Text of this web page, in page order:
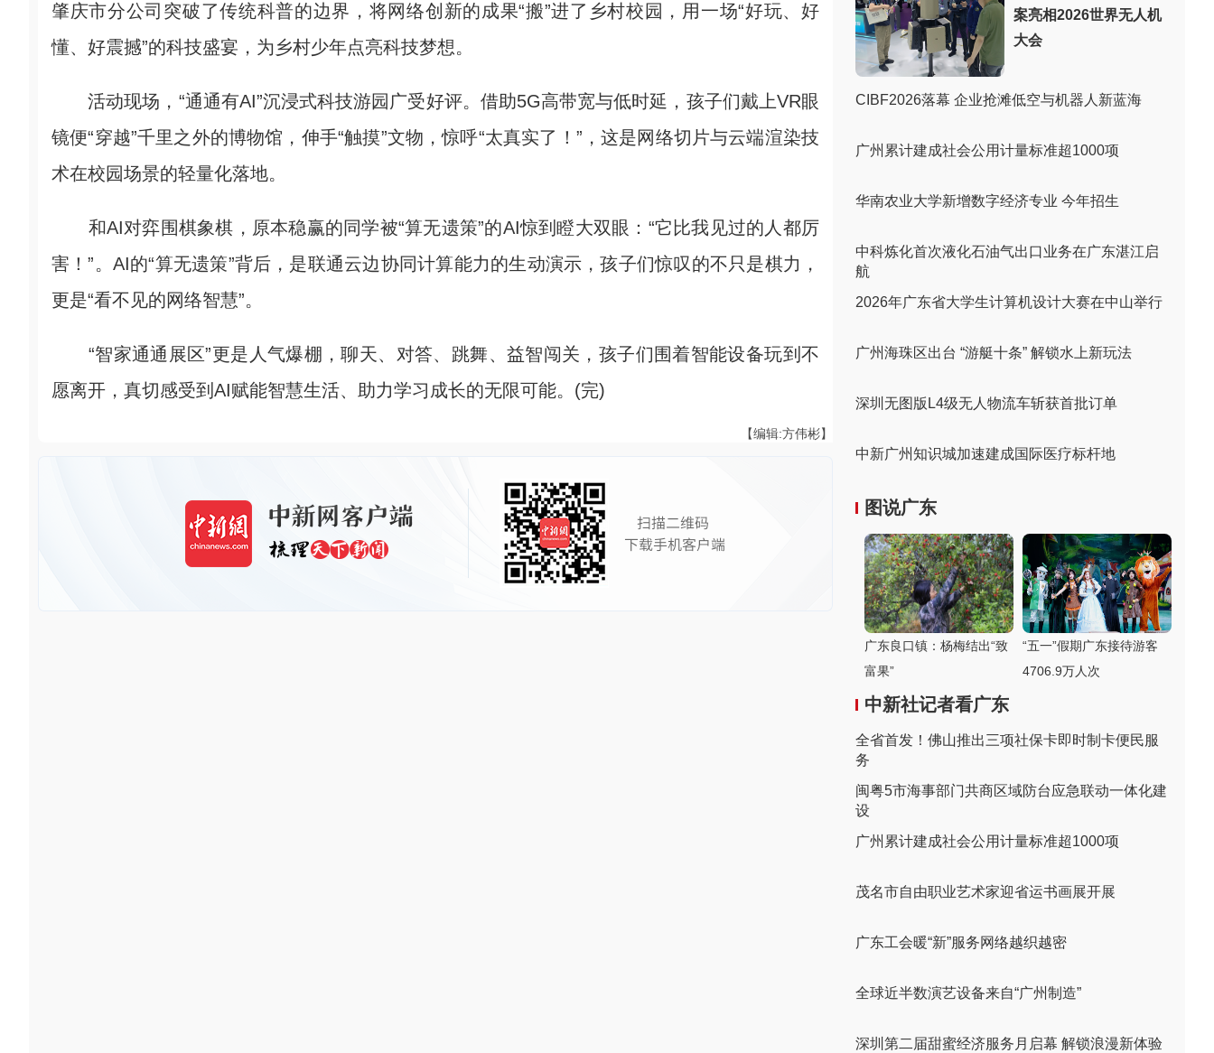
肇庆市分公司突破了传统科普的边界，将网络创新的成果“搬”进了乡村校园，用一场“好玩、好
懂、好震撼”的科技盛宴，为乡村少年点亮科技梦想。
活动现场，“通通有AI”沉浸式科技游园广受好评。借助5G高带宽与低时延，孩子们戴上VR眼
镜便“穿越”千里之外的博物馆，伸手“触摸”文物，惊呼“太真实了！”，这是网络切片与云端渲染技
术在校园场景的轻量化落地。
和AI对弈围棋象棋，原本稳赢的同学被“算无遗策”的AI惊到瞪大双眼：“它比我见过的人都厉
害！”。AI的“算无遗策”背后，是联通云边协同计算能力的生动演示，孩子们惊叹的不只是棋力，
更是“看不见的网络智慧”。
“智家通通展区”更是人气爆棚，聊天、对答、跳舞、益智闯关，孩子们围着智能设备玩到不
愿离开，真切感受到AI赋能智慧生活、助力学习成长的无限可能。(完)
【编辑:方伟彬】
案亮相2026世界无人机
大会
CIBF2026落幕 企业抢滩低空与机器人新蓝海
广州累计建成社会公用计量标准超1000项
华南农业大学新增数字经济专业 今年招生
中科炼化首次液化石油气出口业务在广东湛江启
航
2026年广东省大学生计算机设计大赛在中山举行
广州海珠区出台 “游艇十条” 解锁水上新玩法
深圳无图版L4级无人物流车斩获首批订单
中新广州知识城加速建成国际医疗标杆地
图说广东
广东良口镇：杨梅结出“致
富果”
“五一”假期广东接待游客
4706.9万人次
中新社记者看广东
全省首发！佛山推出三项社保卡即时制卡便民服
务
闽粤5市海事部门共商区域防台应急联动一体化建
设
广州累计建成社会公用计量标准超1000项
茂名市自由职业艺术家迎省运书画展开展
广东工会暖“新”服务网络越织越密
全球近半数演艺设备来自“广州制造”
深圳第二届甜蜜经济服务月启幕 解锁浪漫新体验